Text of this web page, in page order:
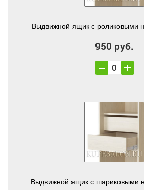
Выдвижной ящик с роликовыми
950 руб.
Выдвижной ящик с шариковыми